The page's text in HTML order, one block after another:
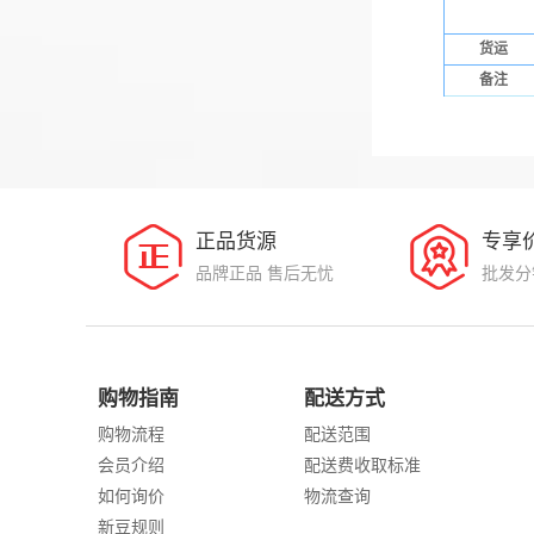
货运
备注
正品货源
品牌正品 售后无忧
专享
批发
购物指南
购物流程
会员介绍
如何询价
新豆规则
配送方式
配送范围
配送费收取标准
物流查询